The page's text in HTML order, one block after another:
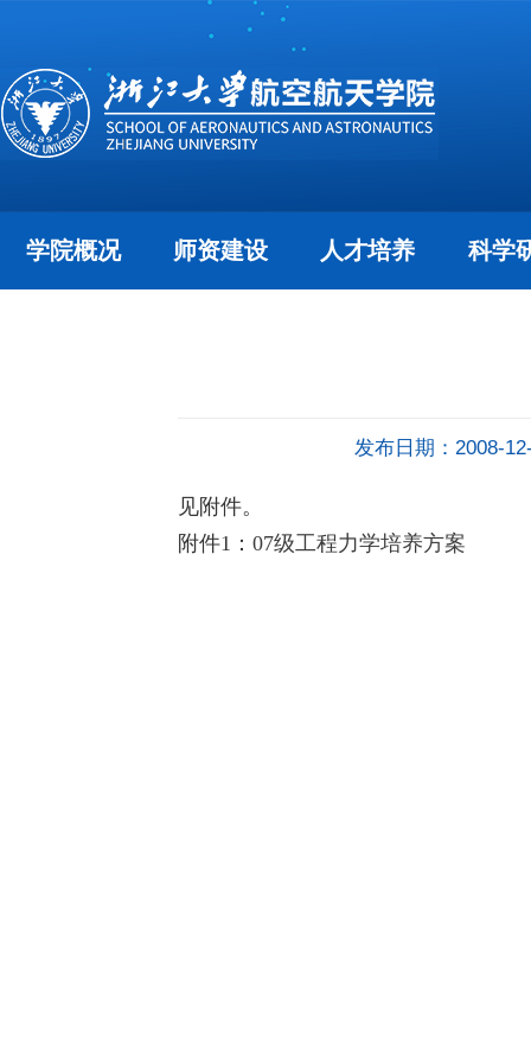
学院概况 师资建设 人才培养 科学
发布日期：2008-
见附件。
附件1： 07级工程力学培养方案